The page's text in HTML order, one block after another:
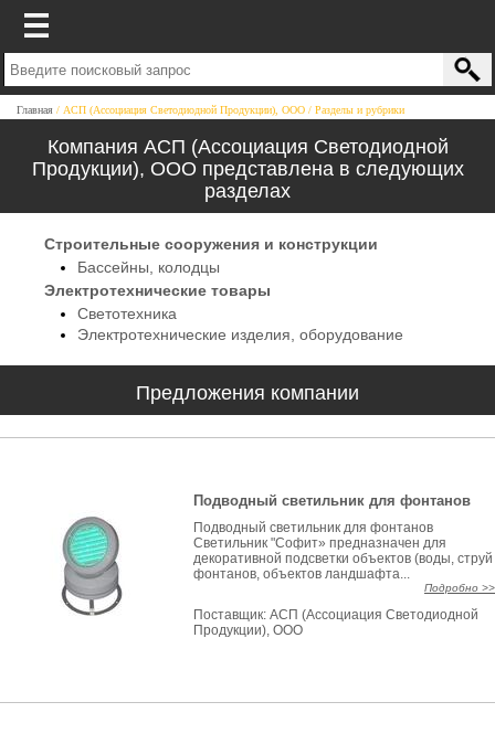
Главная АСП (Ассоциация Светодиодной Продукции), ООО Разделы и рубрики
Компания АСП (Ассоциация Светодиодной
Продукции), ООО представлена в следующих
разделах
Строительные сооружения и конструкции
Бассейны, колодцы
Электротехнические товары
Светотехника
Электротехнические изделия, оборудование
Предложения компании
Подводный светильник для фонтанов
Подводный светильник для фонтанов
Светильник "Софит» предназначен для
декоративной подсветки объектов (воды, струй
фонтанов, объектов ландшафта...
Подробно >>
Поставщик: АСП (Ассоциация Светодиодной
Продукции), ООО